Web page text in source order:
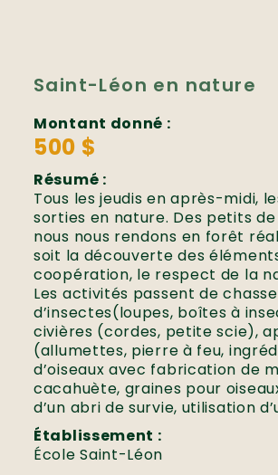
Saint-Léon en nature
Montant donné :
500 $
Résumé :
Tous les jeudis en après-midi,
sorties en nature. Des petits
nous nous rendons en forêt
soit la découverte des
coopération, le respect de la
Les activités passent de
d’insectes(loupes, boîtes à
civières (cordes, petite scie),
(allumettes, pierre à feu,
d’oiseaux avec fabrication de
cacahuète, graines pour
d’un abri de survie, utilisation
Établissement :
École Saint-Léon